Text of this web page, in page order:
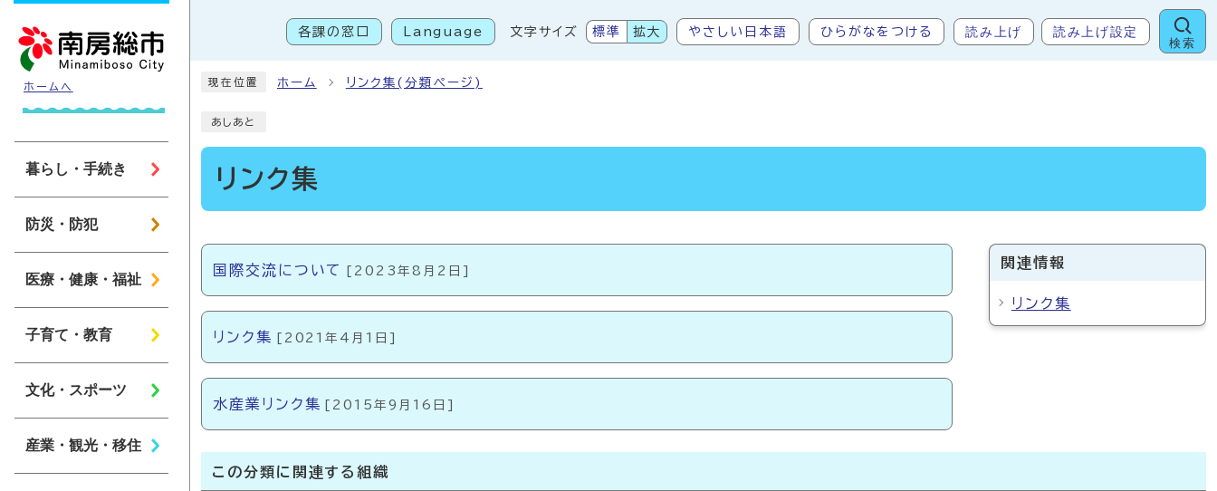
各課の窓口 Language 文字サイズ 標準 拡大 やさしい日本語 ひらがなをつける 読み上げ 読み上げ設定
検索
ホームへ
暮らし・手続き
防災・防犯
医療・健康・福祉
子育て・教育
文化・スポーツ
産業・観光・移住
現在位置 ホーム リンク集(分類ページ)
あしあと
リンク集
メインメニュー
国際交流について [2023年8月2日]
リンク集 [2021年4月1日]
水産業リンク集 [2015年9月16日]
関連情報
リンク集
この分類に関連する組織